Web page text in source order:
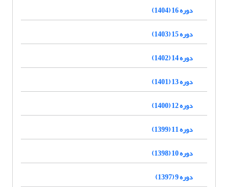
دوره 16 (1404)
دوره 15 (1403)
دوره 14 (1402)
دوره 13 (1401)
دوره 12 (1400)
دوره 11 (1399)
دوره 10 (1398)
دوره 9 (1397)